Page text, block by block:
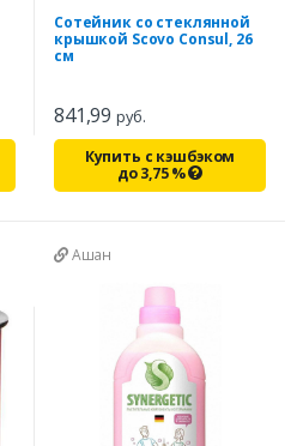
Сотейник со стеклянной
крышкой Scovo Consul, 26
см
841,99 руб.
Купить с кэшбэком
до3,75%
Ашан